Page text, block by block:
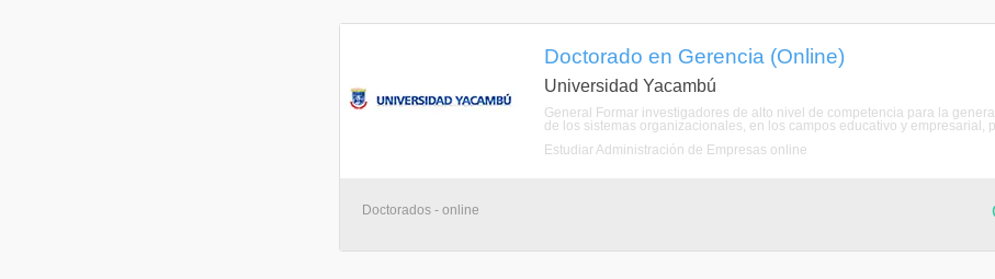
Doctorado en Gerencia (Online)
Universidad Yacambú
General Formar investigadores de alto nivel de competencia para la
de los sistemas organizacionales, en los campos educativo y empresarial,
Estudiar Administración de Empresas online
Doctorados - online